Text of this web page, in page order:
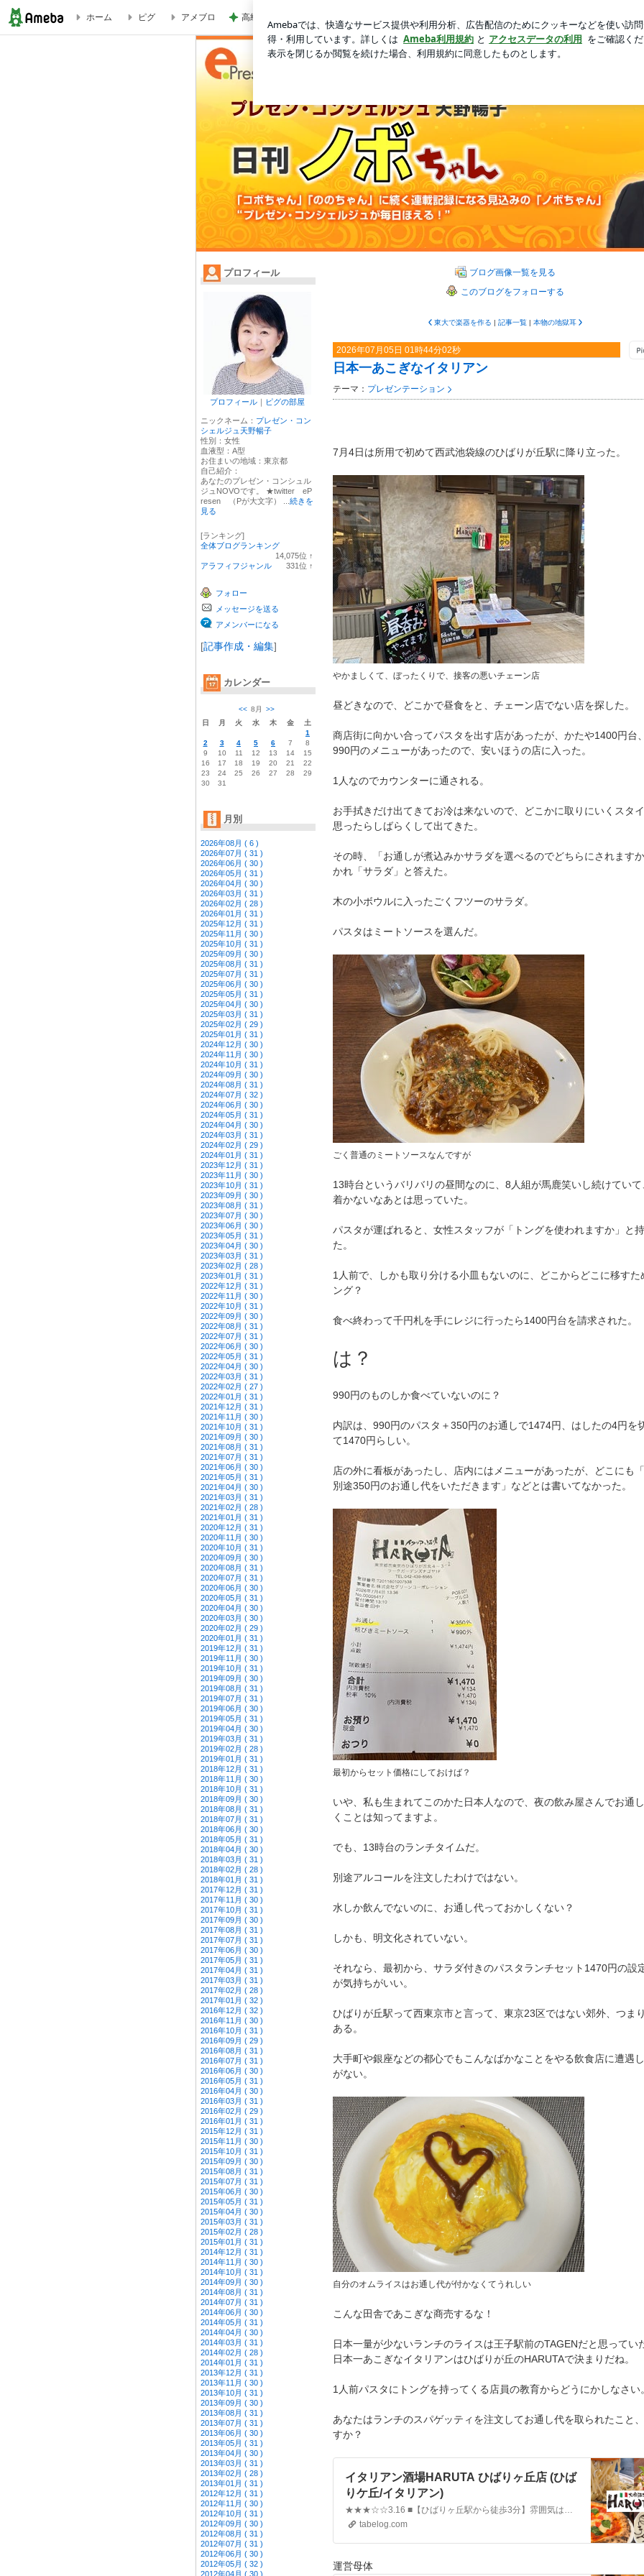
日本一あこぎなイタリアン | 【日刊 ノボちゃん】
ホーム ピグ アメブロ 高級感をプラスするレザーハンドル
プロフィール
プロフィール ｜ ピグの部屋
ニックネーム： プレゼン・コン
シェルジュ天野暢子
性別： 女性
血液型： A型
お住まいの地域： 東京都
自己紹介：
あなたのプレゼン・コンシュル
ジュNOVOです。 ★twitter eP
resen （Pが大文字） ... 続きを
見る
[ランキング]
全体ブログランキング
14,075位 ↑
アラフィフジャンル 331位 ↑
フォロー
メッセージを送る
アメンバーになる
[記事作成・編集]
カレンダー
<< 8月
>>
日
月 火 水 木 金
土
1
2
3 4 5 6 7
8
9
10 11 12 13 14
15
16
17 18 19 20 21
22
23
24 25 26 27 28
29
30
31
月別
2026年08月 ( 6 )
2026年07月 ( 31 )
2026年06月 ( 30 )
2026年05月 ( 31 )
2026年04月 ( 30 )
2026年03月 ( 31 )
2026年02月 ( 28 )
2026年01月 ( 31 )
2025年12月 ( 31 )
2025年11月 ( 30 )
2025年10月 ( 31 )
2025年09月 ( 30 )
2025年08月 ( 31 )
2025年07月 ( 31 )
2025年06月 ( 30 )
2025年05月 ( 31 )
2025年04月 ( 30 )
2025年03月 ( 31 )
2025年02月 ( 29 )
2025年01月 ( 31 )
2024年12月 ( 30 )
2024年11月 ( 30 )
2024年10月 ( 31 )
2024年09月 ( 30 )
2024年08月 ( 31 )
2024年07月 ( 32 )
2024年06月 ( 30 )
2024年05月 ( 31 )
2024年04月 ( 30 )
2024年03月 ( 31 )
2024年02月 ( 29 )
2024年01月 ( 31 )
2023年12月 ( 31 )
2023年11月 ( 30 )
2023年10月 ( 31 )
2023年09月 ( 30 )
2023年08月 ( 31 )
2023年07月 ( 30 )
2023年06月 ( 30 )
2023年05月 ( 31 )
2023年04月 ( 30 )
2023年03月 ( 31 )
2023年02月 ( 28 )
2023年01月 ( 31 )
2022年12月 ( 31 )
2022年11月 ( 30 )
2022年10月 ( 31 )
2022年09月 ( 30 )
2022年08月 ( 31 )
2022年07月 ( 31 )
2022年06月 ( 30 )
2022年05月 ( 31 )
2022年04月 ( 30 )
2022年03月 ( 31 )
2022年02月 ( 27 )
2022年01月 ( 31 )
2021年12月 ( 31 )
2021年11月 ( 30 )
2021年10月 ( 31 )
2021年09月 ( 30 )
2021年08月 ( 31 )
2021年07月 ( 31 )
2021年06月 ( 30 )
2021年05月 ( 31 )
2021年04月 ( 30 )
2021年03月 ( 31 )
2021年02月 ( 28 )
2021年01月 ( 31 )
2020年12月 ( 31 )
2020年11月 ( 30 )
2020年10月 ( 31 )
2020年09月 ( 30 )
2020年08月 ( 31 )
2020年07月 ( 31 )
2020年06月 ( 30 )
2020年05月 ( 31 )
2020年04月 ( 30 )
2020年03月 ( 30 )
2020年02月 ( 29 )
2020年01月 ( 31 )
2019年12月 ( 31 )
2019年11月 ( 30 )
2019年10月 ( 31 )
2019年09月 ( 30 )
2019年08月 ( 31 )
2019年07月 ( 31 )
2019年06月 ( 30 )
2019年05月 ( 31 )
2019年04月 ( 30 )
2019年03月 ( 31 )
2019年02月 ( 28 )
2019年01月 ( 31 )
2018年12月 ( 31 )
2018年11月 ( 30 )
2018年10月 ( 31 )
2018年09月 ( 30 )
2018年08月 ( 31 )
2018年07月 ( 31 )
2018年06月 ( 30 )
2018年05月 ( 31 )
2018年04月 ( 30 )
2018年03月 ( 31 )
2018年02月 ( 28 )
2018年01月 ( 31 )
2017年12月 ( 31 )
2017年11月 ( 30 )
2017年10月 ( 31 )
2017年09月 ( 30 )
2017年08月 ( 31 )
2017年07月 ( 31 )
2017年06月 ( 30 )
2017年05月 ( 31 )
2017年04月 ( 31 )
2017年03月 ( 31 )
2017年02月 ( 28 )
2017年01月 ( 32 )
2016年12月 ( 32 )
2016年11月 ( 30 )
2016年10月 ( 31 )
2016年09月 ( 29 )
2016年08月 ( 31 )
2016年07月 ( 31 )
2016年06月 ( 30 )
2016年05月 ( 31 )
2016年04月 ( 30 )
2016年03月 ( 31 )
2016年02月 ( 29 )
2016年01月 ( 31 )
2015年12月 ( 31 )
2015年11月 ( 30 )
2015年10月 ( 31 )
2015年09月 ( 30 )
2015年08月 ( 31 )
2015年07月 ( 31 )
2015年06月 ( 30 )
2015年05月 ( 31 )
2015年04月 ( 30 )
2015年03月 ( 31 )
2015年02月 ( 28 )
2015年01月 ( 31 )
2014年12月 ( 31 )
2014年11月 ( 30 )
2014年10月 ( 31 )
2014年09月 ( 30 )
2014年08月 ( 31 )
2014年07月 ( 31 )
2014年06月 ( 30 )
2014年05月 ( 31 )
2014年04月 ( 30 )
2014年03月 ( 31 )
2014年02月 ( 28 )
2014年01月 ( 31 )
2013年12月 ( 31 )
2013年11月 ( 30 )
2013年10月 ( 31 )
2013年09月 ( 30 )
2013年08月 ( 31 )
2013年07月 ( 31 )
2013年06月 ( 30 )
2013年05月 ( 31 )
2013年04月 ( 30 )
2013年03月 ( 31 )
2013年02月 ( 28 )
2013年01月 ( 31 )
2012年12月 ( 31 )
2012年11月 ( 30 )
2012年10月 ( 31 )
2012年09月 ( 30 )
2012年08月 ( 31 )
2012年07月 ( 31 )
2012年06月 ( 30 )
2012年05月 ( 32 )
2012年04月 ( 30 )
ブログ画像一覧を見る
このブログをフォローする
東大で楽器を作る | 記事一覧 | 本物の地獄耳
2026年07月05日 01時44分02秒
日本一あこぎなイタリアン
テーマ： プレゼンテーション
7月4日は所用で初めて西武池袋線のひばりが丘駅に降り立った。
やかましくて、ぼったくりで、接客の悪いチェーン店
昼どきなので、どこかで昼食をと、チェーン店でない店を探した。
商店街に向かい合ってパスタを出す店があったが、かたや1400円台
990円のメニューがあったので、安いほうの店に入った。
1人なのでカウンターに通される。
お手拭きだけ出てきてお冷は来ないので、どこかに取りにいくスタ
思ったらしばらくして出てきた。
その時、「お通しが煮込みかサラダを選べるのでどちらにされます
かれ「サラダ」と答えた。
木の小ボウルに入ったごくフツーのサラダ。
パスタはミートソースを選んだ。
ごく普通のミートソースなんですが
13時台というバリバリの昼間なのに、8人組が馬鹿笑いし続けてい
着かないなあとは思っていた。
パスタが運ばれると、女性スタッフが「トングを使われますか」と
た。
1人前で、しかも取り分ける小皿もないのに、どこからどこに移すた
ング？
食べ終わって千円札を手にレジに行ったら1400円台を請求された。
は？
990円のものしか食べていないのに？
内訳は、990円のパスタ＋350円のお通しで1474円、はしたの4円を
て1470円らしい。
店の外に看板があったし、店内にはメニューがあったが、どこにも
別途350円のお通し代をいただきます」などとは書いてなかった。
最初からセット価格にしておけば？
いや、私も生まれてこのかた日本人なので、夜の飲み屋さんでお通
くことは知ってますよ。
でも、13時台のランチタイムだ。
別途アルコールを注文したわけではない。
水しか飲んでないのに、お通し代っておかしくない？
しかも、明文化されていない。
それなら、最初から、サラダ付きのパスタランチセット1470円の設
が気持ちがいい。
ひばりが丘駅って西東京市と言って、東京23区ではない郊外、つま
ある。
大手町や銀座などの都心でもこんなばかなことをやる飲食店に遭遇
がない。
自分のオムライスはお通し代が付かなくてうれしい
こんな田舎であこぎな商売するな！
日本一量が少ないランチのライスは王子駅前のTAGENだと思ってい
日本一あこぎなイタリアンはひばりが丘のHARUTAで決まりだね。
1人前パスタにトングを持ってくる店員の教育からどうにかしなさい
あなたはランチのスパゲッティを注文してお通し代を取られたこと
すか？
イタリアン酒場HARUTA ひばりヶ丘店 (ひば
りケ丘/イタリアン)
★★★☆☆3.16 ■【ひばりヶ丘駅から徒歩3分】雰囲気は居酒屋！料理は本格イタリアン！ ■予算(夜):￥3,000～￥3,999
tabelog.com
運営母体